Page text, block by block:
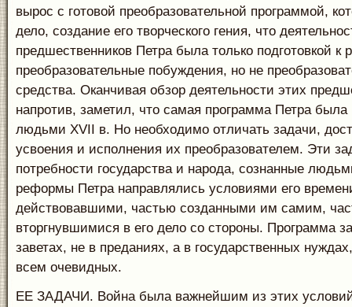
вырос с готовой преобразовательной программой,
дело, создание его творческого гения, что
предшественников Петра была только подготовкой
преобразовательные побуждения, но не
средства. Оканчивая обзор деятельности этих
напротив, заметил, что самая программа Петра была
людьми XVII в. Но необходимо отличать задачи,
усвоения и исполнения их преобразователем. Эти
потребности государства и народа, сознанные
реформы Петра направлялись условиями его
действовавшими, частью созданными им самим,
вторгнувшимися в его дело со стороны. Программа
заветах, не в преданиях, а в государственных
всем очевидных.
ЕЕ ЗАДАЧИ. Война была важнейшим из этих